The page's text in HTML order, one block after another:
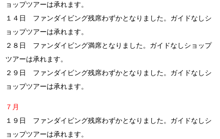
ョップツアーは承れます。
１４日 ファンダイビング残席わずかとなりました。ガイドなしシ
ョップツアーは承れます。
２８日 ファンダイビング満席となりました。ガイドなしショップ
ツアーは承れます。
２９日 ファンダイビング残席わずかとなりました。ガイドなしシ
ョップツアーは承れます。
７月
１９日 ファンダイビング残席わずかとなりました。ガイドなしシ
ョップツアーは承れます。